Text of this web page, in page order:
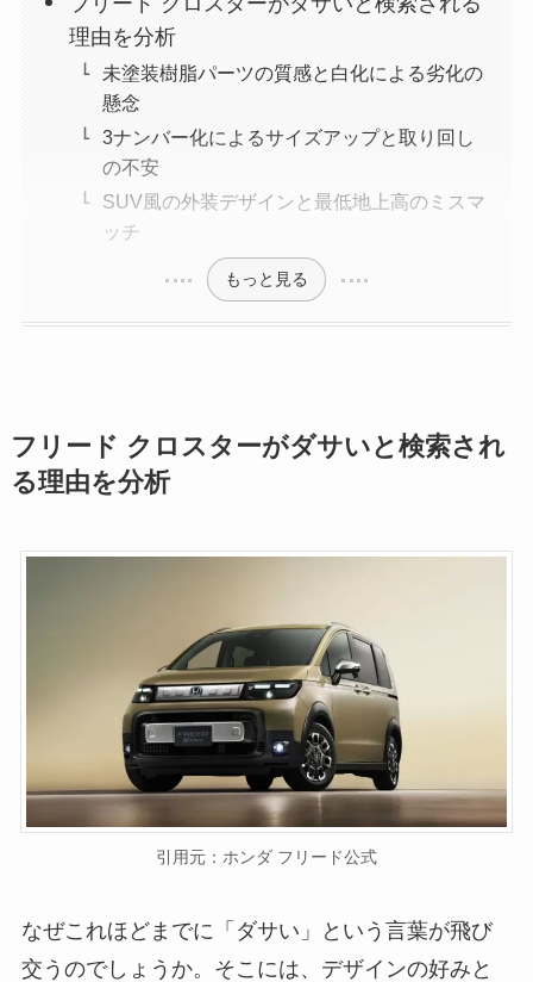
理由を分析
未塗装樹脂パーツの質感と白化による劣化の
懸念
3ナンバー化によるサイズアップと取り回し
の不安
SUV風の外装デザインと最低地上高のミスマ
ッチ
もっと見る
フリード クロスターがダサいと検索され
る理由を分析
引用元：ホンダ フリード公式
なぜこれほどまでに「ダサい」という言葉が飛び
交うのでしょうか。そこには、デザインの好みと